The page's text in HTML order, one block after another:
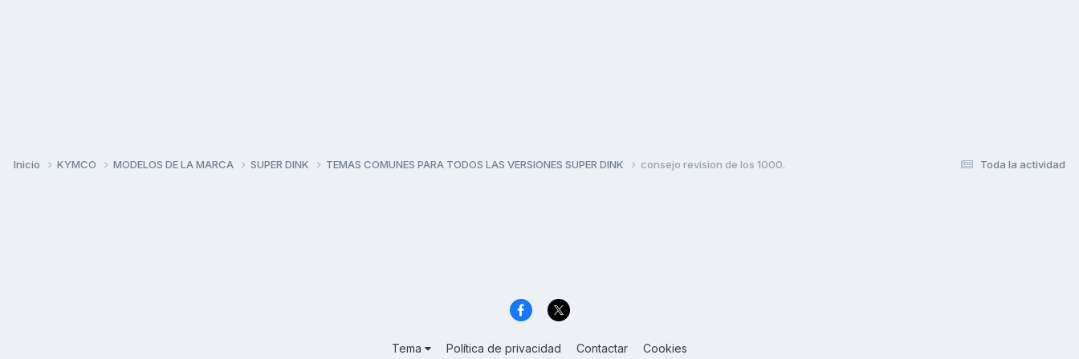
Toda la actividad
Inicio KYMCO MODELOS DE LA MARCA SUPER DINK TEMAS COMUNES PARA TODOS LAS VERSIONES SUPER DINK consejo revision de los 1000.
Tema Política de privacidad Contactar Cookies